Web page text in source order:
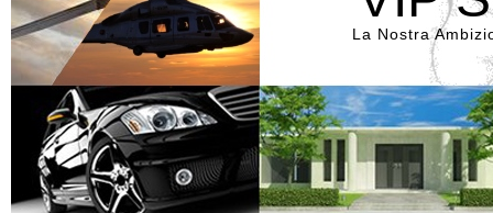
La Nostra